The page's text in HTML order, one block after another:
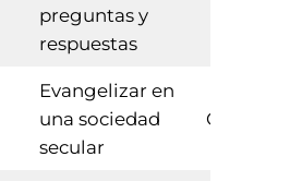
preguntas y
respuestas
Evangelizar en
una sociedad
secular